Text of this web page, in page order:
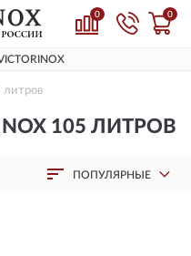
0 0
литров
105 ЛИТРОВ
ПОПУЛЯРНЫЕ